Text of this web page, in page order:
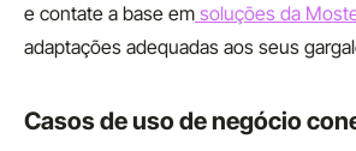
e contate a base em soluções da
adaptações adequadas aos seus
Casos de uso de negócio